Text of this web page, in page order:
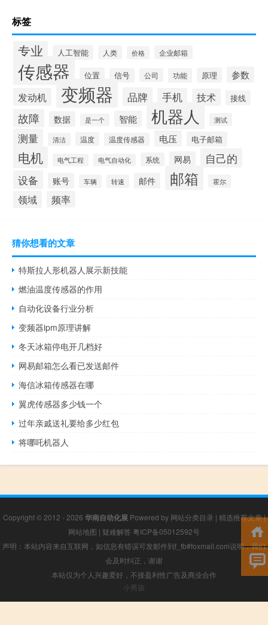
标签
专业 人工智能 人类 价格 企业邮箱
传感器 位置 信号 公司 功能 原理 参数
发动机 变频器 品牌 手机 技术 接线
故障 数据 是一个 智能 机器人 测试
测量 清洁 温度 温度传感器 电压 电子邮箱
电机 电气工程 电气自动化 系统 网易 自己的
设备 账号 车辆 转速 邮件 邮箱 霍尔
领域 频率
猜你想看的文章
特斯拉人形机器人展示新技能
燃油温度传感器的作用
自动化设备行业分析
变频器ipm原理讲解
冬天冰箱停电开几档好
网易邮箱怎么看已发送邮件
海信冰箱传感器在哪
翼虎传感器多少钱一个
过年亲戚送礼要给多少红包
将哪吒机器人
Copyright © 2012 - 2026 华南自动化展Powered by 网站分类目录 | 精选推荐文章|
网站地图 | 疑难解答 粤ICP备05012592号
声明：本站内容来自互联网，如信息有错误可发邮件到f_fb#foxmail.com说明，我们
会及时纠正，谢谢
本站仅为个人兴趣爱好，不接盈利性广告及商业合作
小男孩